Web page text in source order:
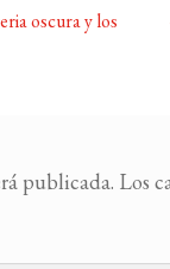
oscura y los
publicada. Los